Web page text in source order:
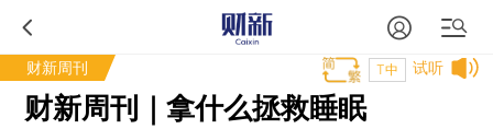
财新周刊 试听
T中
财新周刊｜拿什么拯救睡眠